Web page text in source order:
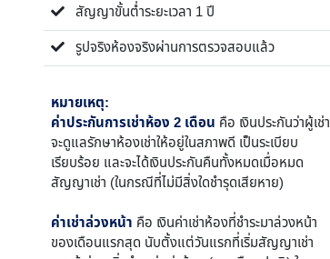
สัญญาขั้นต่ำระยะเวลา 1 ปี
รูปจริงห้องจริงผ่านการตรวจสอบแล้ว
หมายเหตุ:
ค่าประกันการเช่าห้อง 2 เดือน คือ เงินประกันว่าผู้เช่า
จะดูแลรักษาห้องเช่าให้อยู่ในสภาพดี เป็นระเบียบ
เรียบร้อย และจะได้เงินประกันคืนทั้งหมดเมื่อหมด
สัญญาเช่า (ในกรณีที่ไม่มีสิ่งใดชำรุดเสียหาย)
ค่าเช่าล่วงหน้า คือ เงินค่าเช่าห้องที่ชำระมาล่วงหน้า
ของเดือนแรกสุด นับตั้งแต่วันแรกที่เริ่มสัญญาเช่า